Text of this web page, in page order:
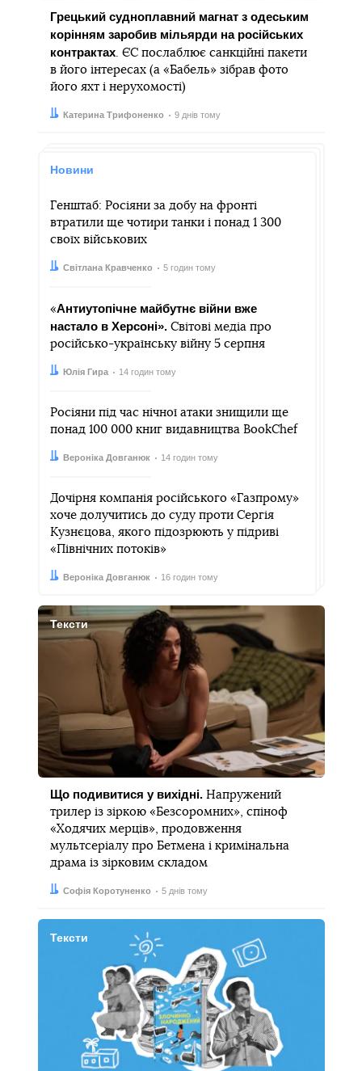
Грецький судноплавний магнат з одеським
корінням заробив мільярди на російських
контрактах. ЄС послаблює санкційні пакети
в його інтересах (а «Бабель» зібрав фото
його яхт і нерухомості)
Автор:Катерина Трифоненко
Дата: 9 днів тому
Новини
Генштаб: Росіяни за добу на фронті
втратили ще чотири танки і понад 1 300
своїх військових
Автор:
Світлана Кравченко
Дата: 5 годин тому
«Антиутопічне майбутнє війни вже
настало в Херсоні». Світові медіа про
російсько-українську війну 5 серпня
Автор:Юлія Гира
Дата: 14 годин тому
Росіяни під час нічної атаки знищили ще
понад 100 000 книг видавництва BookChef
Автор:Вероніка Довганюк
Дата: 14 годин тому
Дочірня компанія російського «Газпрому»
хоче долучитись до суду проти Сергія
Кузнєцова, якого підозрюють у підриві
«Північних потоків»
Автор:Вероніка Довганюк
Дата: 16 годин тому
Тексти
Що подивитися у вихідні. Напружений
трилер із зіркою «Безсоромних», спіноф
«Ходячих мерців», продовження
мультсеріалу про Бетмена і кримінальна
драма із зірковим складом
Автор:
Софія Коротуненко
Дата: 5 днів тому
Тексти